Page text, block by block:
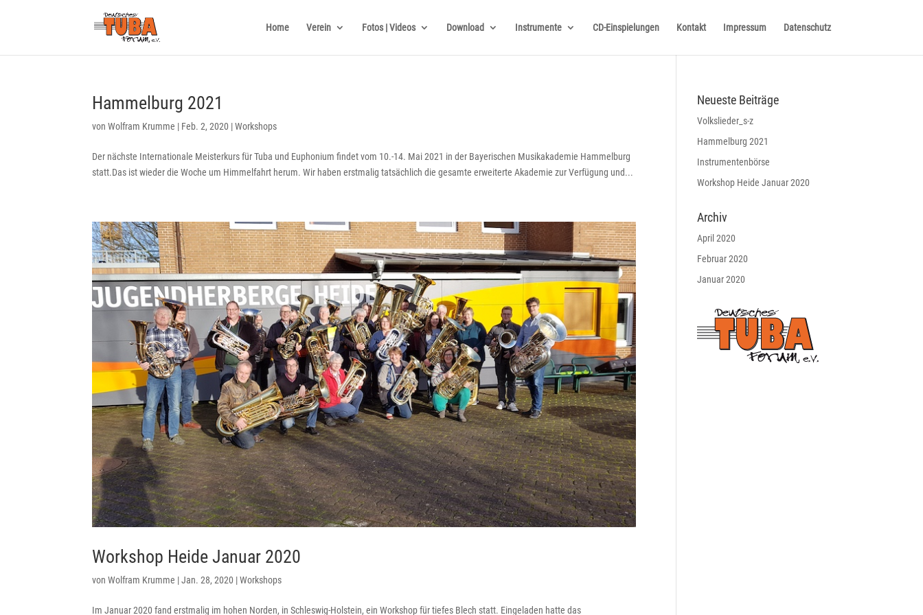
Home Verein Fotos | Videos Download Instrumente CD-Einspielungen Kontakt Impressum Datenschutz
Hammelburg 2021
vonWolfram Krumme | Feb. 2, 2020 |Workshops
Der nächste Internationale Meisterkurs für Tuba und Euphonium findet vom 10.-14. Mai 2021 in der Bayerischen Musikakademie Hammelburg
statt.Das ist wieder die Woche um Himmelfahrt herum. Wir haben erstmalig tatsächlich die gesamte erweiterte Akademie zur Verfügung und...
Workshop Heide Januar 2020
vonWolfram Krumme |Jan. 28, 2020 |Workshops
Im Januar 2020 fand erstmalig im hohen Norden, in Schleswig-Holstein, ein Workshop für tiefes Blech statt. Eingeladen hatte das
Neueste Beiträge
Volkslieder_s-z
Hammelburg 2021
Instrumentenbörse
Workshop Heide Januar 2020
Archiv
April 2020
Februar 2020
Januar 2020